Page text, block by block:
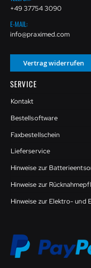
+49 37754 3090
E-MAIL:
info@praximed.com
Vertrag widerrufen
SERVICE
Kontakt
Bestellsoftware
Faxbestellschein
Lieferservice
Hinweise zur
Hinweise zur
Hinweise zur Elektro-